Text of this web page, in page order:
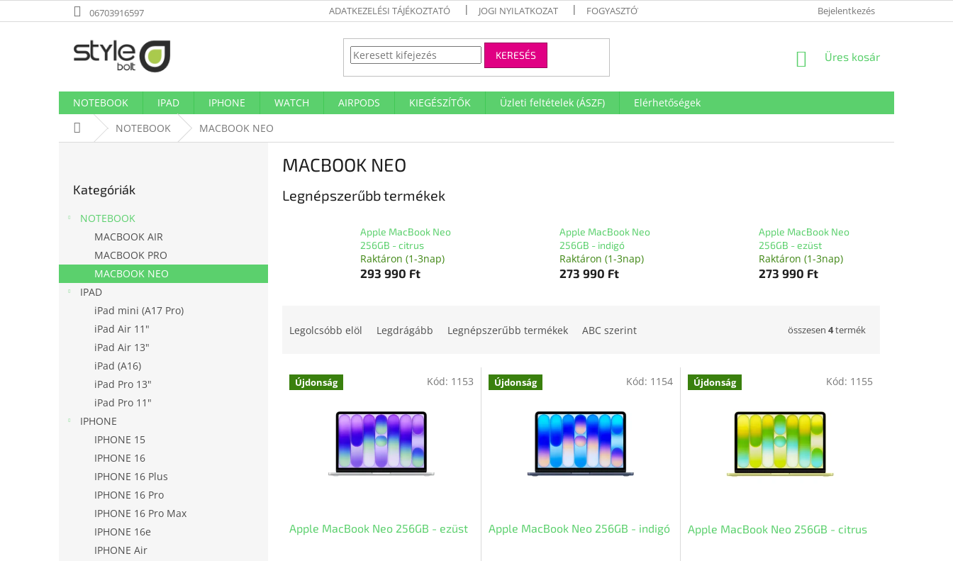
a
06703916597 ADATKEZELÉSI TÁJÉKOZTATÓ JOGI NYILATKOZAT FOGYASZTÓVÉDELMI TÁJÉKOZTATÓ SÜTI TÁJÉKOZTATÓ IMPRESSZUM
Bejelentkezés
KERESÉS KOSÁR
Üres kosár
NOTEBOOK IPAD IPHONE WATCH AIRPODS KIEGÉSZÍTŐK Üzleti feltételek (ÁSZF)
Elérhetőségek
KezdőlapNOTEBOOK MACBOOK NEO
átugrása
Kategóriák
NOTEBOOK
MACBOOK AIR
MACBOOK PRO
MACBOOK NEO
IPAD
iPad mini (A17 Pro)
iPad Air 11"
iPad Air 13"
iPad (A16)
iPad Pro 13"
iPad Pro 11"
IPHONE
IPHONE 15
IPHONE 16
IPHONE 16 Plus
IPHONE 16 Pro
IPHONE 16 Pro Max
IPHONE 16e
IPHONE Air
MACBOOK NEO
Legnépszerűbb termékek
Apple MacBook Neo
256GB - citrus
Raktáron (1-3nap)
293 990 Ft
Apple MacBook Neo
256GB - indigó
Raktáron (1-3nap)
273 990 Ft
Apple MacBook Neo
256GB - ezüst
Raktáron (1-3nap)
273 990 Ft
Legolcsóbb elöl Legdrágább Legnépszerűbb termékek ABC szerint összesen 4termék
T Újdonság
Apple MacBook Neo 256GB - ezüst
Kód: 1153 Újdonság
Apple MacBook Neo 256GB - indigó
Kód: 1154 Újdonság
Apple MacBook Neo 256GB - citrus
Kód: 1155